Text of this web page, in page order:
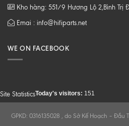
Kho hàng: 551/9 Hương Lộ 2,Bình Trị
Emai : info@hifiparts.net
WE ON FACEBOOK
Site StatisticsToday's visitors: 151
GPKD: 0316135028 , do Sở Kế Hoạch –